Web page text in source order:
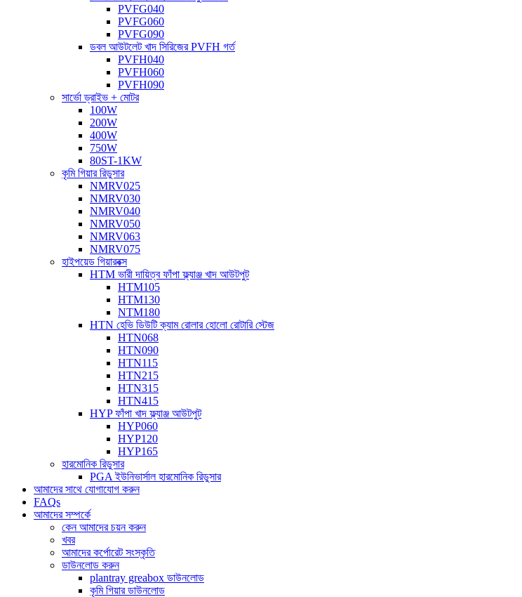
PVFG040
PVFG060
PVFG090
ডবল আউটলেট খাদ সিরিজের PVFH গর্ত
PVFH040
PVFH060
PVFH090
সার্ভো ড্রাইভ + মোটর
100W
200W
400W
750W
80ST-1KW
কৃমি গিয়ার রিডুসার
NMRV025
NMRV030
NMRV040
NMRV050
NMRV063
NMRV075
হাইপয়েড গিয়ারবক্স
HTM ভারী দায়িত্ব ফাঁপা ফ্ল্যাঞ্জ খাদ আউটপুট
HTM105
HTM130
NTM180
HTN হেভি ডিউটি ​​ক্যাম রোলার হোলো রোটারি স্টেজ
HTN068
HTN090
HTN115
HTN215
HTN315
HTN415
HYP ফাঁপা খাদ ফ্ল্যাঞ্জ আউটপুট
HYP060
HYP120
HYP165
হারমোনিক রিডুসার
PGA ইউনিভার্সাল হারমোনিক রিডুসার
আমাদের সাথে যোগাযোগ করুন
FAQs
আমাদের সম্পর্কে
কেন আমাদের চয়ন করুন
খবর
আমাদের কর্পোরেট সংস্কৃতি
ডাউনলোড করুন
plantray greabox ডাউনলোড
কৃমি গিয়ার ডাউনলোড